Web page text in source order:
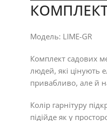
Модель: LIME-GR
Комплект садових
людей, які цінують
привабливо, але й
Колір гарнітуру
підійде як у